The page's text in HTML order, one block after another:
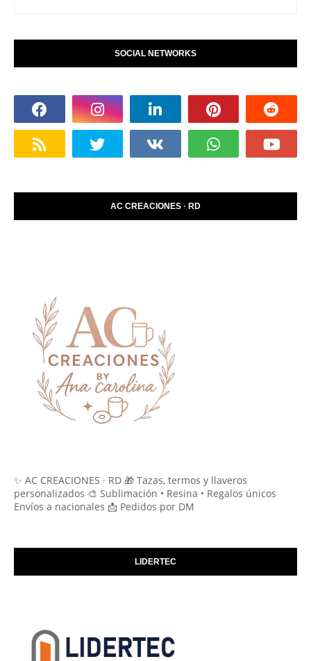
SOCIAL NETWORKS
AC CREACIONES · RD
✨ AC CREACIONES · RD 🎁 Tazas, termos y llaveros
personalizados 🎨 Sublimación • Resina • Regalos únicos
Envíos a nacionales 📩 Pedidos por DM
LIDERTEC